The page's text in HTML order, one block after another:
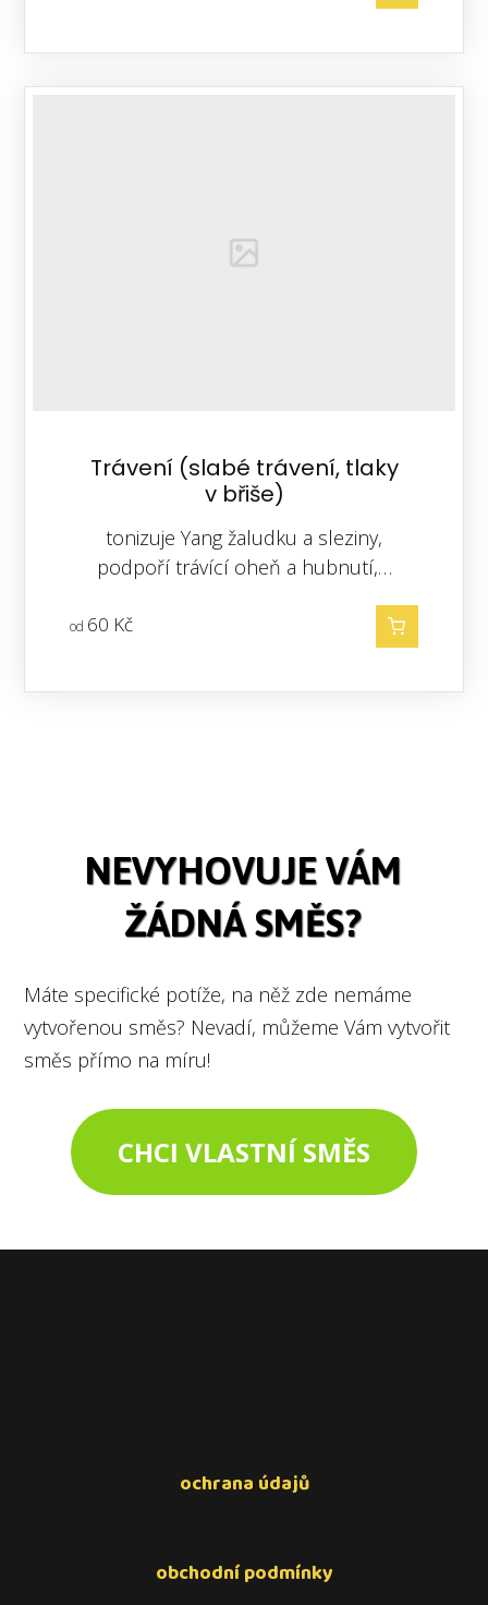
Trávení (slabé trávení, tlaky
v břiše)
tonizuje Yang žaludku a sleziny,
podpoří trávící oheň a hubnutí,…
od 60 Kč
NEVYHOVUJE VÁM
ŽÁDNÁ SMĚS?
Máte specifické potíže, na něž zde nemáme
vytvořenou směs? Nevadí, můžeme Vám vytvořit
směs přímo na míru!
CHCI VLASTNÍ SMĚS
ochrana údajů
obchodní podmínky